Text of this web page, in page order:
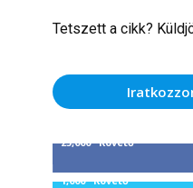
Tetszett a cikk?
25,000 Követő
1,000 Követő